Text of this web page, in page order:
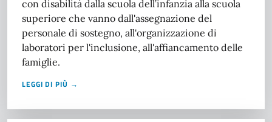
con disabilità dalla scuola dell’infanzia alla scuola
superiore che vanno dall'assegnazione del
personale di sostegno, all'organizzazione di
laboratori per l'inclusione, all'affiancamento delle
famiglie.
LEGGI DI PIÙ →